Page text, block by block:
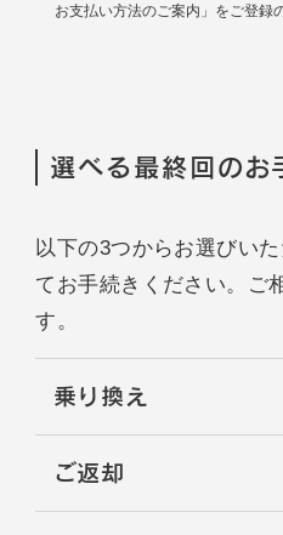
お支払い方法のご案内」をご登録
選べる最終回のお
以下の3つからお選びい
てお手続きください。ご
す。
乗り換え
ご返却